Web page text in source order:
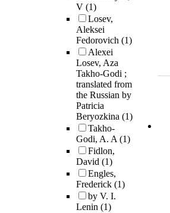
V (1)
Losev,
Aleksei
Fedorovich (1)
Alexei
Losev, Aza
Takho-Godi ;
translated from
the Russian by
Patricia
Beryozkina (1)
Takho-
Godi, A. A(1)
Fidlon,
David (1)
Engles,
Frederick (1)
by V. I.
Lenin (1)